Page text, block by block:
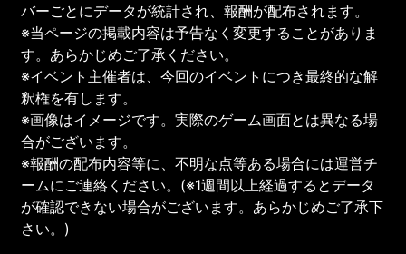
バーごとにデータが統計され、報酬が配布されます。
※当ページの掲載内容は予告なく変更することがありま
す。あらかじめご了承ください。
※イベント主催者は、今回のイベントにつき最終的な解
釈権を有します。
※画像はイメージです。実際のゲーム画面とは異なる場
合がございます。
※報酬の配布内容等に、不明な点等ある場合には運営チ
ームにご連絡ください。(※1週間以上経過するとデータ
が確認できない場合がございます。あらかじめご了承下
さい。)